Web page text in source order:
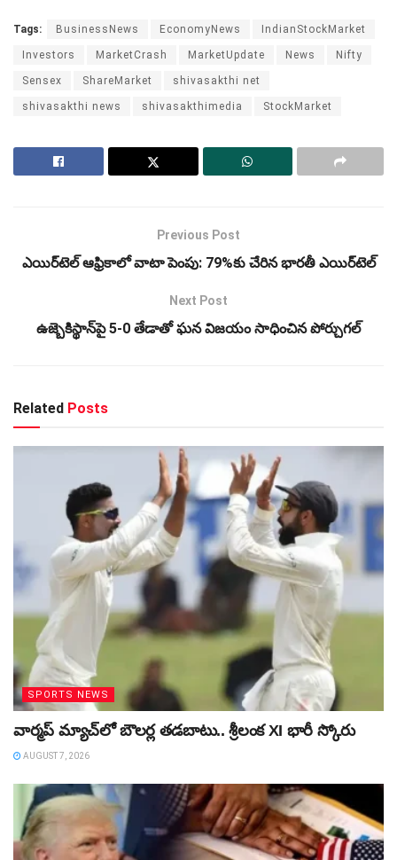
Tags: BusinessNews EconomyNews IndianStockMarket
Investors MarketCrash MarketUpdate News Nifty
Sensex ShareMarket shivasakthi net
shivasakthi news shivasakthimedia StockMarket
Previous Post
ఎయిర్‌టెల్ ఆఫ్రికాలో వాటా పెంపు: 79%కు చేరిన భారతీ ఎయిర్‌టెల్
Next Post
ఉజ్బెకిస్థాన్‌పై 5-0 తేడాతో ఘన విజయం సాధించిన పోర్చుగల్
Related Posts
SPORTS NEWS
వార్మప్‌ మ్యాచ్‌లో బౌలర్ల తడబాటు.. శ్రీలంక XI భారీ స్కోరు
AUGUST 7, 2026